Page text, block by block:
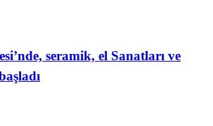
seramik, el Sanatları ve